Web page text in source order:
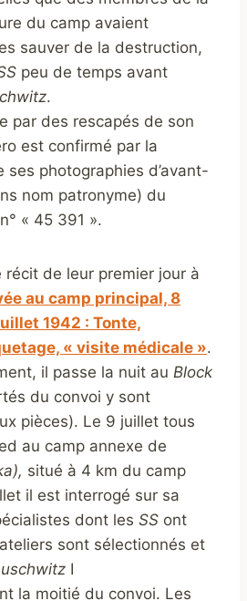
du camp avaient
sauver de la destruction,
peu de temps avant
.
par des rescapés de son
est confirmé par la
ses photographies d’avant-
nom patronyme) du
« 45 391 ».
récit de leur premier jour à
au camp principal, 8
1942 : Tonte,
« visite médicale ».
il passe la nuit au Block
du convoi y sont
pièces). Le 9 juillet tous
au camp annexe de
situé à 4 km du camp
il est interrogé sur sa
dont les SS ont
sont sélectionnés et
I
la moitié du convoi. Les